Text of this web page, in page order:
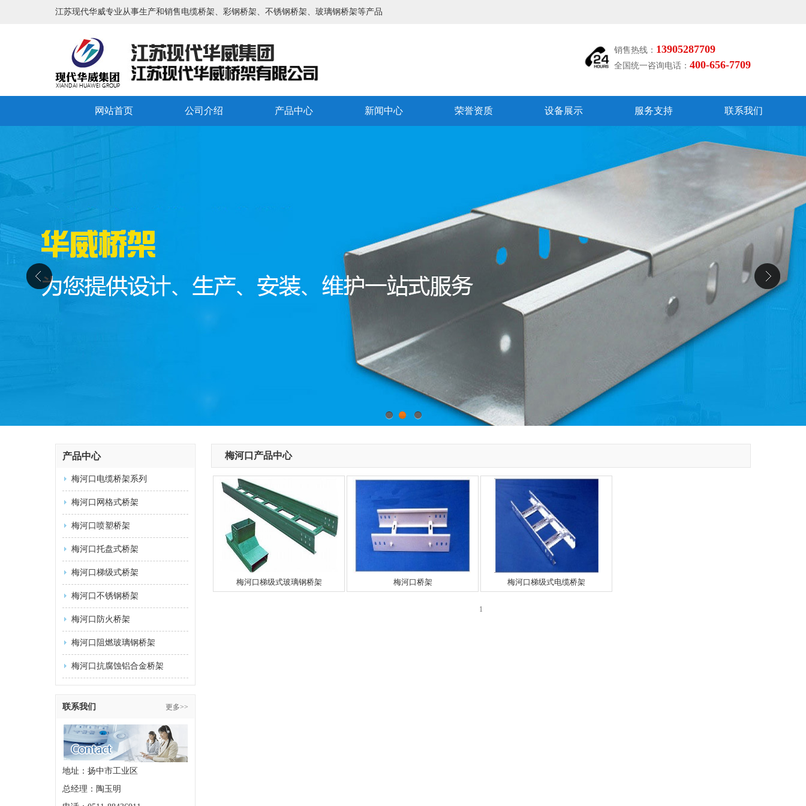
江苏现代华威专业从事生产和销售电缆桥架、彩钢桥架、不锈钢桥架、玻璃钢桥架等产品
销售热线： 13905287709
全国统一咨询电话： 400-656-7709
网站首页 公司介绍 产品中心 新闻中心 荣誉资质 设备展示 服务支持 联系我们
产品中心
梅河口电缆桥架系列
梅河口网格式桥架
梅河口喷塑桥架
梅河口托盘式桥架
梅河口梯级式桥架
梅河口不锈钢桥架
梅河口防火桥架
梅河口阻燃玻璃钢桥架
梅河口抗腐蚀铝合金桥架
联系我们 更多>>
地址：扬中市工业区
总经理：陶玉明
梅河口产品中心
梅河口梯级式玻璃钢桥架 梅河口桥架 梅河口梯级式电缆桥架
1